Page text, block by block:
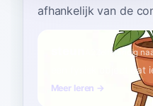
afhankelijk van de
Zelfstandig
een fysiek object dat
Meer leren →